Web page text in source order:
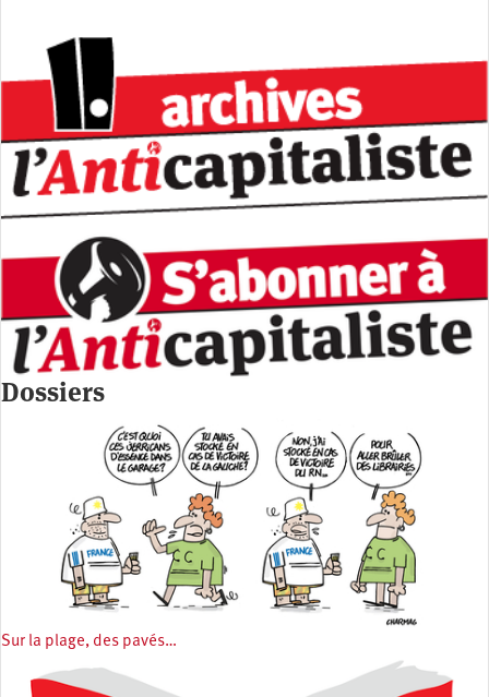
Dossiers
Sur la plage, des pavés…